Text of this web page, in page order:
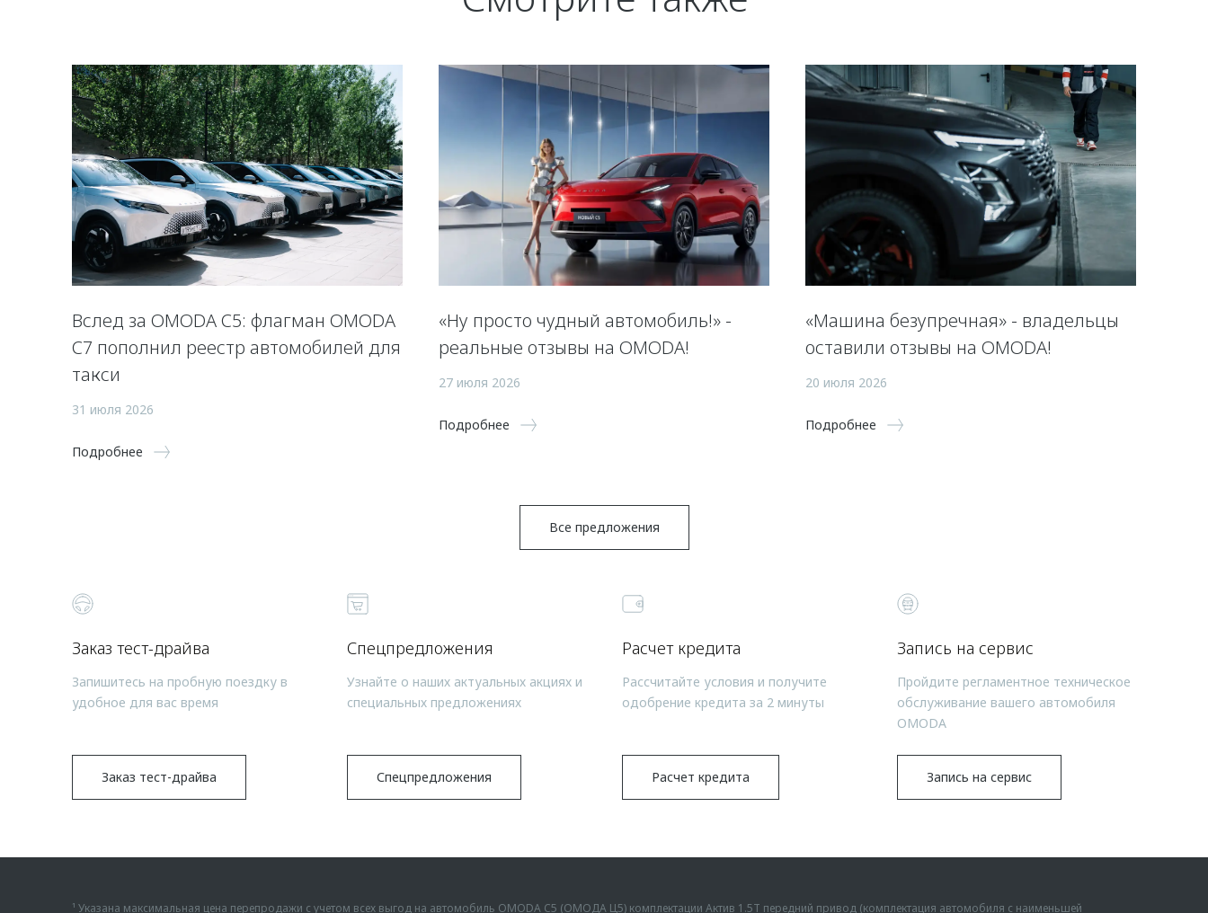
Вслед за OMODA C5: флагман OMODA
C7 пополнил реестр автомобилей для
такси
31 июля 2026
Подробнее
«Ну просто чудный автомобиль!» -
реальные отзывы на OMODA!
27 июля 2026
Подробнее
«Машина безупречная» - владельцы
оставили отзывы на OMODA!
20 июля 2026
Подробнее
Все предложения
Заказ тест-драйва
Запишитесь на пробную поездку в
удобное для вас время
Заказ тест-драйва
Спецпредложения
Узнайте о наших актуальных акциях и
специальных предложениях
Спецпредложения
Расчет кредита
Рассчитайте условия и получите
одобрение кредита за 2 минуты
Расчет кредита
Запись на сервис
Пройдите регламентное техническое
обслуживание вашего автомобиля
OMODA
Запись на сервис
¹ Указана максимальная цена перепродажи с учетом всех выгод на автомобиль OMODA C5 (ОМОДА Ц5) комплектации Актив 1.5Т передний привод (комплектация автомобиля с наименьшей